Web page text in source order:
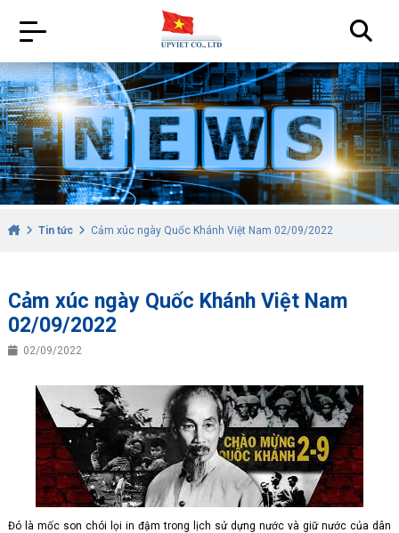
Tin tức Cảm xúc ngày Quốc Khánh Việt Nam 02/09/2022
Cảm xúc ngày Quốc Khánh Việt Nam
02/09/2022
02/09/2022
Đó là mốc son chói lọi in đậm trong lịch sử dựng nước và giữ nước của dân